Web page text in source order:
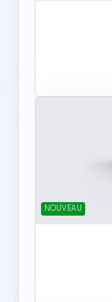
NOUVEAU